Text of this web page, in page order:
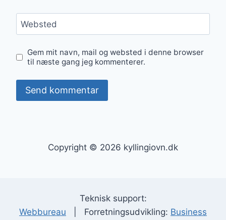
Websted
Gem mit navn, mail og websted i denne browser
til næste gang jeg kommenterer.
Copyright © 2026 kyllingiovn.dk
Teknisk support:
Webbureau | Forretningsudvikling: Business